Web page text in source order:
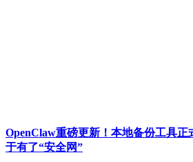
OpenClaw重磅更新！本地备份工具
于有了“安全网”